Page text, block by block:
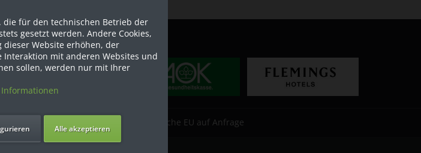
Restliche EU auf Anfrage
die für den technischen Betrieb der
gesetzt werden. Andere Cookies,
Website erhöhen, der
mit anderen Websites und
sollen, werden nur mit Ihrer
Alle akzeptieren
Shop, Preise
ausgespielt!
eine Firma